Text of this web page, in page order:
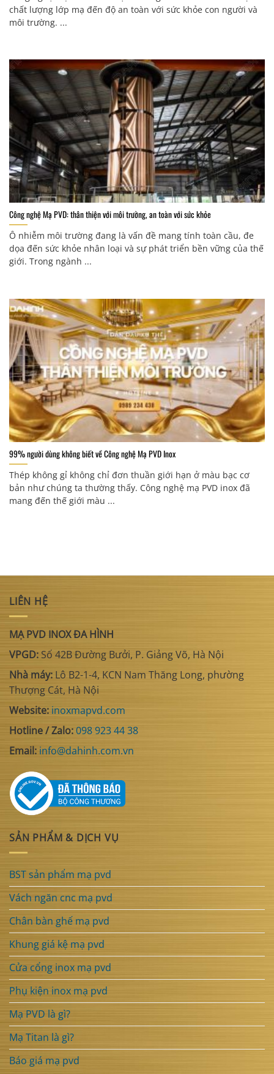
chất lượng lớp mạ đến độ an toàn với sức khỏe con người và
môi trường. ...
Công nghệ Mạ PVD: thân thiện với môi trường, an toàn với sức khỏe
Ô nhiễm môi trường đang là vấn đề mang tính toàn cầu, đe
dọa đến sức khỏe nhân loại và sự phát triển bền vững của thế
giới. Trong ngành ...
99% người dùng không biết về Công nghệ Mạ PVD Inox
Thép không gỉ không chỉ đơn thuần giới hạn ở màu bạc cơ
bản như chúng ta thường thấy. Công nghệ mạ PVD inox đã
mang đến thế giới màu ...
LIÊN HỆ
MẠ PVD INOX ĐA HÌNH
VPGD: Số 42B Đường Bưởi, P. Giảng Võ, Hà Nội
Nhà máy: Lô B2-1-4, KCN Nam Thăng Long, phường
Thượng Cát, Hà Nội
Website: inoxmapvd.com
Hotline / Zalo:098 923 44 38
Email: info@dahinh.com.vn
SẢN PHẨM & DỊCH VỤ
BST sản phẩm mạ pvd
Vách ngăn cnc mạ pvd
Chân bàn ghế mạ pvd
Khung giá kệ mạ pvd
Cửa cổng inox mạ pvd
Phụ kiện inox mạ pvd
Mạ PVD là gì?
Mạ Titan là gì?
Báo giá mạ pvd